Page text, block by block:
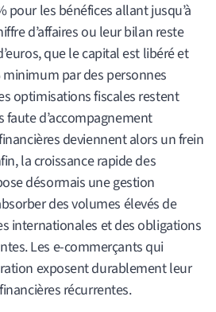
pour les bénéfices allant jusqu’à
d’affaires ou leur bilan reste
que le capital est libéré et
minimum par des personnes
optimisations fiscales restent
d’accompagnement
deviennent alors un frein
la croissance rapide des
désormais une gestion
des volumes élevés de
internationales et des obligations
Les e-commerçants qui
exposent durablement leur
récurrentes.